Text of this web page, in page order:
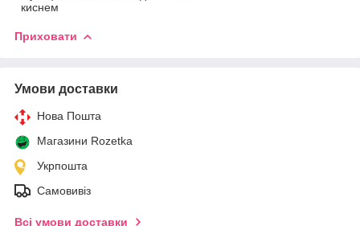
киснем
Приховати
Умови доставки
Нова Пошта
Магазини Rozetka
Укрпошта
Самовивіз
Всі умови доставки